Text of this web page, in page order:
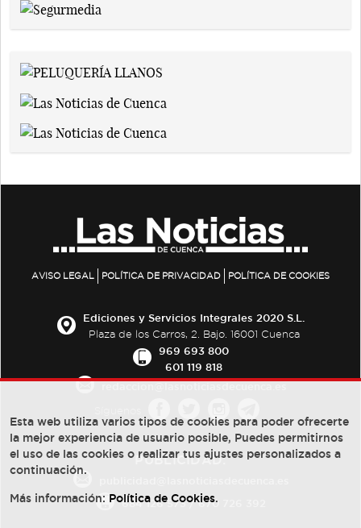
AVISO LEGAL POLÍTICA DE PRIVACIDAD POLÍTICA DE COOKIES
Ediciones y Servicios Integrales 2020 S.L.
Plaza de los Carros, 2. Bajo. 16001 Cuenca
969 693 800
601 119 818
PUBLICIDAD:
684 126 573/670 726 392
Esta web utiliza varios tipos de cookies para poder ofrecerte
la mejor experiencia de usuario posible, Puedes permitirnos
el uso de las cookies o realizar tus ajustes personalizados a
continuación.
Más información: Política de Cookies.